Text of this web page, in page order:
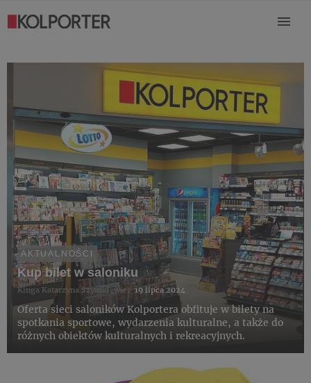
AKTUALNOŚCI
Kup bilet w saloniku
Kinga Katarzyna Szymkiewicz 19 lipca 2024
Oferta sieci saloników Kolportera obfituje w bilety na
spotkania sportowe, wydarzenia kulturalne, a także do
różnych obiektów kulturalnych i rekreacyjnych.